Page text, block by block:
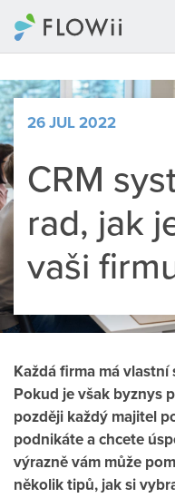
26 JUL 2022
CRM
rad, jak
vaši
Každá firma má
Pokud je však byznys
později každý majitel
podnikáte a chcete
výrazně vám může
několik tipů, jak si